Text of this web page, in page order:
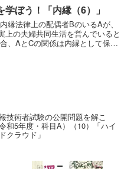
もに、見直される流れとなって
こ...
学ぼう！「内縁（6）」
縁法律上の配偶者BのいるAが、
上の夫婦共同生活を営んでいると
、AとCの関係は内縁として保護
技術者試験の公開問題を解こ
和5年度・科目A）（10）「ハイ
クラウド」